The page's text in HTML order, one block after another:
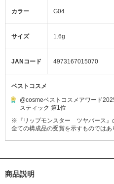
カラー G04
サイズ 1.6g
JANコード 4973167015070
ベストコスメ
@cosmeベストコスメアワード
スティック 第1位
※『リップモンスター ツヤバース』
全ての構成品の受賞を示すものではあ
商品説明